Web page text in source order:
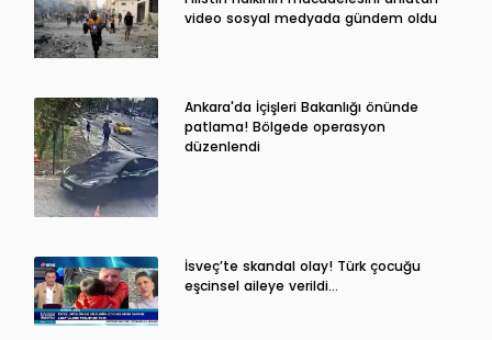
video sosyal medyada gündem oldu
Ankara'da İçişleri Bakanlığı önünde
patlama! Bölgede operasyon
düzenlendi
İsveç’te skandal olay! Türk çocuğu
eşcinsel aileye verildi…